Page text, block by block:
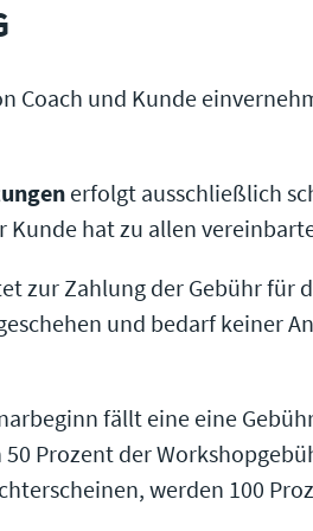
Coach und Kunde
erfolgt ausschließlich
hat zu allen
zur Zahlung der Gebühr für
und bedarf keiner
fällt eine eine
Prozent der
werden 100